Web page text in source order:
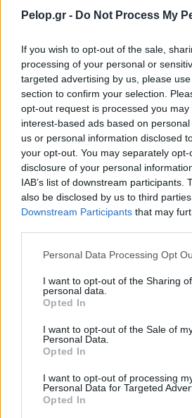
Pelop.gr - Do Not Process My
If you wish to opt-out of the sale,
processing of your personal or
targeted advertising by us, please
section to confirm your selection.
opt-out request is processed you may
interest-based ads based on
us or personal information disclosed
your opt-out. You may separately
disclosure of your personal
IAB’s list of downstream participants.
also be disclosed by us to third
Downstream Participants that may
Please note that this website/app
not limited to your visit or usage
grant or deny consent to Google and
use your data for below specified
consent section.
Personal Data Processing Opt
I want to opt-out of the Sharing
personal data.
Opted In
I want to opt-out of the Sale of
Personal Data.
Opted In
I want to opt-out of processing
Personal Data for Targeted
Opted In
Δάντης: Η εξομολόγηση για το
πείραξε η αχαριστία»